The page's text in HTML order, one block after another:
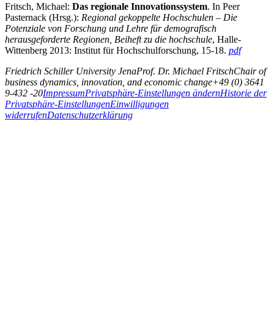
Fritsch, Michael: Das regionale Innovationssystem. In Peer
Pasternack (Hrsg.): Regional gekoppelte Hochschulen – Die
Potenziale von Forschung und Lehre für demografisch
herausgeforderte Regionen, Beiheft zu die hochschule, Halle-
Wittenberg 2013: Institut für Hochschulforschung, 15-18. pdf
Friedrich Schiller University JenaProf. Dr. Michael FritschChair of
business dynamics, innovation, and economic change+49 (0) 3641
9-432 -20ImpressumPrivatsphäre-Einstellungen ändernHistorie der
Privatsphäre-EinstellungenEinwilligungen
widerrufenDatenschutzerklärung